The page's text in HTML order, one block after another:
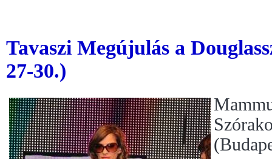
Tavaszi Megújulás a
27-30.)